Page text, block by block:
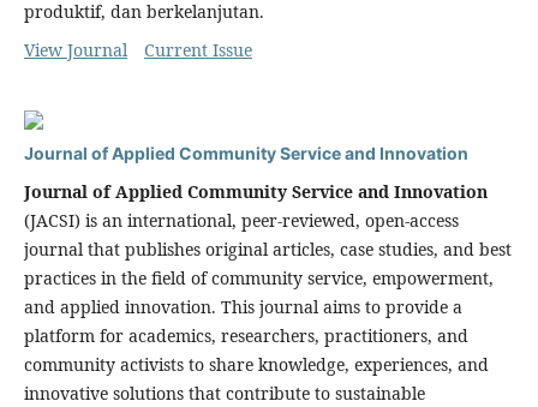
produktif, dan berkelanjutan.
View Journal
Current Issue
Journal of Applied Community Service and Innovation
Journal of Applied Community Service and Innovation
(JACSI) is an international, peer-reviewed, open-access
journal that publishes original articles, case studies, and best
practices in the field of community service, empowerment,
and applied innovation. This journal aims to provide a
platform for academics, researchers, practitioners, and
community activists to share knowledge, experiences, and
innovative solutions that contribute to sustainable